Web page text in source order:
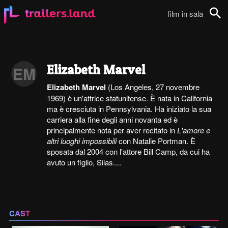
film in sala
EM Elizabeth Marvel
Elizabeth Marvel (Los Angeles, 27 novembre
1969) è un'attrice statunitense. È nata in California
ma è cresciuta in Pennsylvania. Ha iniziato la sua
carriera alla fine degli anni novanta ed è
principalmente nota per aver recitato inL'amore e
altri luoghi impossibilicon Natalie Portman. È
sposata dal 2004 con l'attore Bill Camp, da cui ha
avuto un figlio, Silas....
CAST